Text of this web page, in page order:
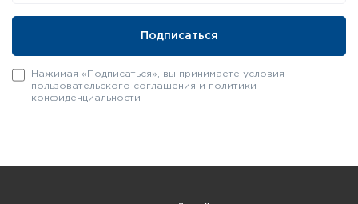
Нажимая «Подписаться», вы принимаете условия
пользовательского соглашения и политики
конфиденциальности